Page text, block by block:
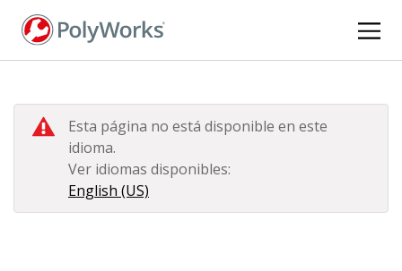
Pasar
Esta página no está disponible en este
idioma.
Ver idiomas disponibles:
English (US)